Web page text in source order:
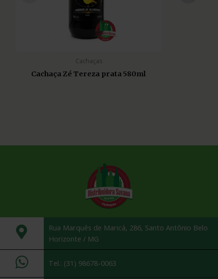
Cachaças
Cachaça Zé Tereza prata 580ml
Rua Marquês de Maricá, 286, Santo Antônio Belo
Horizonte / MG
Tel.: (31) 98678-0063